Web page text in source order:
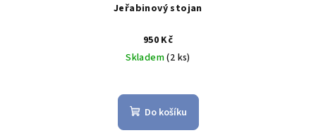
Jeřabinový stojan
950 Kč
Skladem(2 ks)
Do košíku